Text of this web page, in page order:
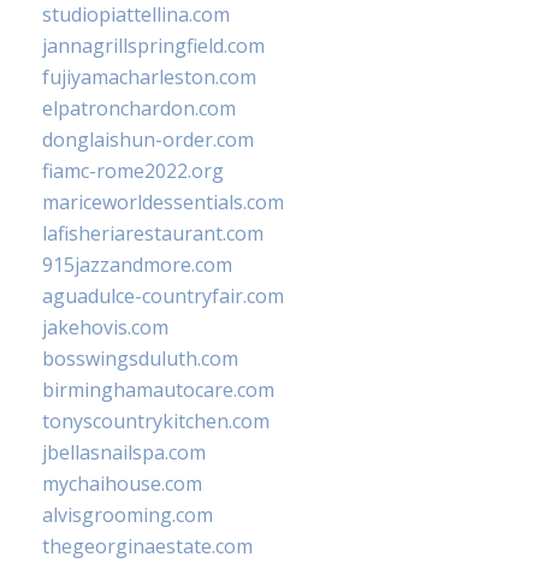
studiopiattellina.com
jannagrillspringfield.com
fujiyamacharleston.com
elpatronchardon.com
donglaishun-order.com
fiamc-rome2022.org
mariceworldessentials.com
lafisheriarestaurant.com
915jazzandmore.com
aguadulce-countryfair.com
jakehovis.com
bosswingsduluth.com
birminghamautocare.com
tonyscountrykitchen.com
jbellasnailspa.com
mychaihouse.com
alvisgrooming.com
thegeorginaestate.com